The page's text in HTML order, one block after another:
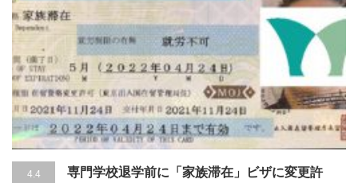
4.4
専門学校退学前に「家族滞在」ビザに変更許